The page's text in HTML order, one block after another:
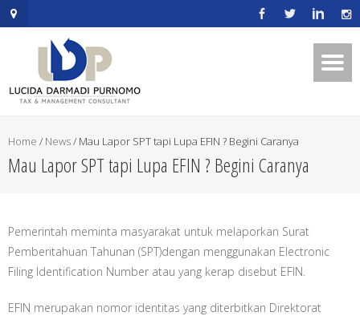
.mapouter{position:relative;text-
Home / News/ Mau Lapor SPT tapi Lupa EFIN ? Begini Caranya
Mau Lapor SPT tapi Lupa EFIN ? Begini Caranya
Pemerintah meminta masyarakat untuk melaporkan Surat
Pemberitahuan Tahunan (SPT)dengan menggunakan Electronic
Filing Identification Number atau yang kerap disebut EFIN.
EFIN merupakan nomor identitas yang diterbitkan Direktorat